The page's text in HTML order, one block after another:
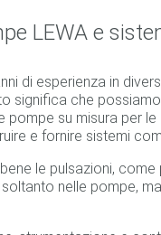
LEWA e
di esperienza in
significa che
pompe su misura per le
e fornire sistemi
le pulsazioni,
nelle pompe,